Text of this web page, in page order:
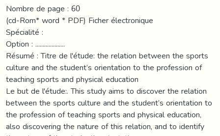
Nombre de page : 60
(cd-Rom* word * PDF) Ficher électronique
Spécialité :
Option : ....................
Résumé : Titre de l'étude: the relation between the sports
culture and the student’s orientation to the profession of
teaching sports and physical education
Le but de l'étude:. This study aims to discover the relation
between the sports culture and the student’s orientation to
the profession of teaching sports and physical education,
also discovering the nature of this relation, and to identify